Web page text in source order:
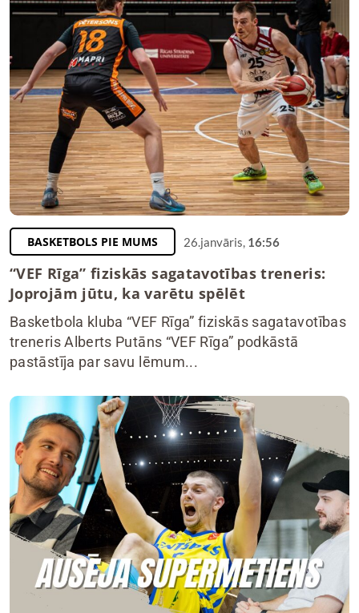
BASKETBOLS PIE MUMS 26.janvāris, 16:56
“VEF Rīga” fiziskās sagatavotības treneris:
Joprojām jūtu, ka varētu spēlēt
Basketbola kluba “VEF Rīga” fiziskās sagatavotības
treneris Alberts Putāns “VEF Rīga” podkāstā
pastāstīja par savu lēmum...